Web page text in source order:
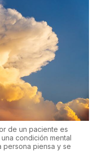
de un paciente es
condición mental
persona piensa y se